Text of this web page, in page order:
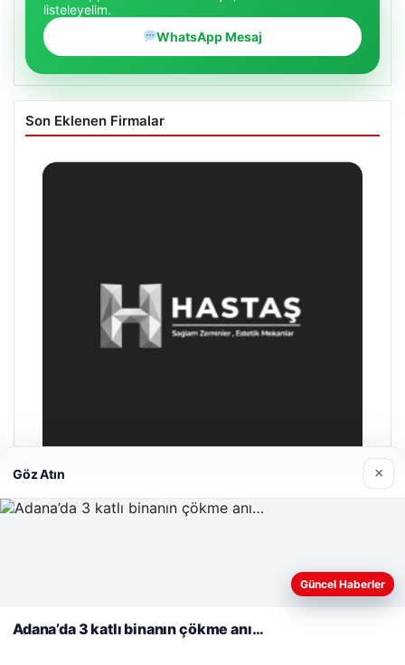
listeleyelim.
WhatsApp Mesaj
Son Eklenen Firmalar
Hastaş Beton
deneyiminizi kişiselleştirmek ve geliştirmek amacıyla çerezler
Reddet Kabul Et
Göz Atın ×
Güncel Haberler
Adana’da 3 katlı binanın çökme anı…